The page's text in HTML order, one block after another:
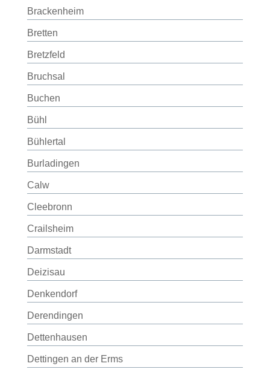
Brackenheim
Bretten
Bretzfeld
Bruchsal
Buchen
Bühl
Bühlertal
Burladingen
Calw
Cleebronn
Crailsheim
Darmstadt
Deizisau
Denkendorf
Derendingen
Dettenhausen
Dettingen an der Erms